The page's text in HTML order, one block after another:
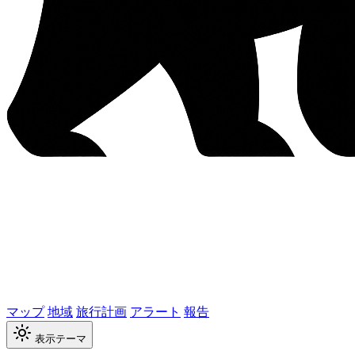
マップ地域旅行計画 アラート 報告
表示テーマ